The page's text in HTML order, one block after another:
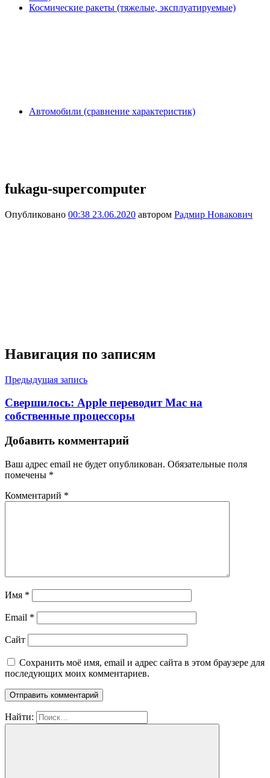
Космические ракеты (тяжелые, эксплуатируемые)
Автомобили (сравнение характеристик)
fukagu-supercomputer
Опубликовано 00:38 23.06.2020 автором Радмир Новакович
Навигация по записям
Предыдущая запись
Свершилось: Apple переводит Mac на
собственные процессоры
Добавить комментарий
Ваш адрес email не будет опубликован. Обязательные поля
помечены *
Комментарий *
Имя *
Email *
Сайт
Сохранить моё имя, email и адрес сайта в этом браузере для
последующих моих комментариев.
Найти: